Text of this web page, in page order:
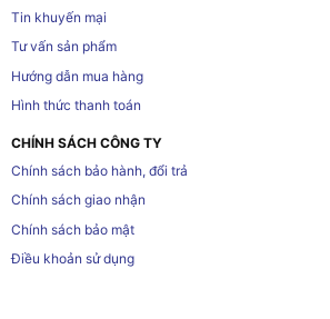
Tin khuyến mại
Tư vấn sản phẩm
Hướng dẫn mua hàng
Hình thức thanh toán
CHÍNH SÁCH CÔNG TY
Chính sách bảo hành, đổi trả
Chính sách giao nhận
Chính sách bảo mật
Điều khoản sử dụng